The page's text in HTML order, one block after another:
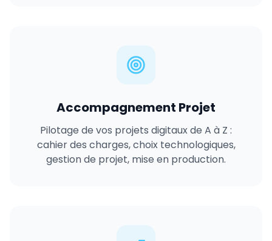
Accompagnement Projet
Pilotage de vos projets digitaux de A à Z :
cahier des charges, choix technologiques,
gestion de projet, mise en production.